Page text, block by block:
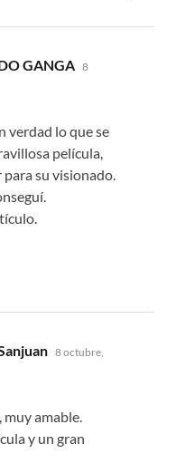
GANGA dice:
8
verdad lo que se
película,
para su visionado.
dice:
8 octubre,
muy amable.
y un gran